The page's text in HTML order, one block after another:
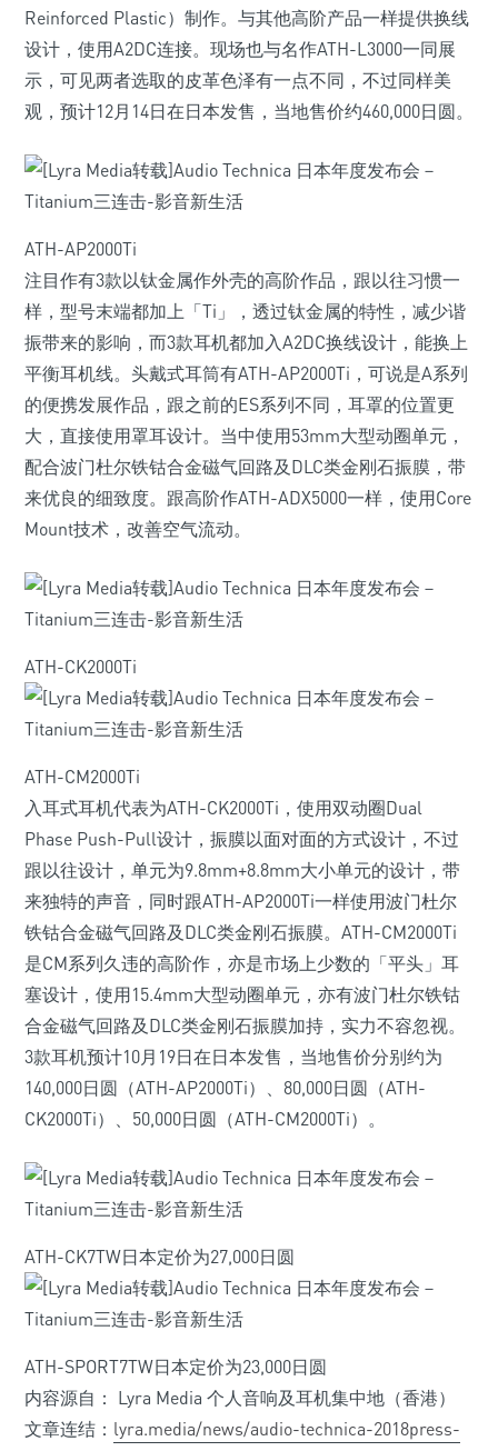
Reinforced Plastic）制作。与其他高阶产品一样提供换线
设计，使用A2DC连接。现场也与名作ATH-L3000一同展
示，可见两者选取的皮革色泽有一点不同，不过同样美
观，预计12月14日在日本发售，当地售价约460,000日圆。
ATH-AP2000Ti
注目作有3款以钛金属作外壳的高阶作品，跟以往习惯一
样，型号末端都加上「Ti」，透过钛金属的特性，减少谐
振带来的影响，而3款耳机都加入A2DC换线设计，能换上
平衡耳机线。头戴式耳筒有ATH-AP2000Ti，可说是A系列
的便携发展作品，跟之前的ES系列不同，耳罩的位置更
大，直接使用罩耳设计。当中使用53mm大型动圈单元，
配合波门杜尔铁钴合金磁气回路及DLC类金刚石振膜，带
来优良的细致度。跟高阶作ATH-ADX5000一样，使用Core
Mount技术，改善空气流动。
ATH-CK2000Ti
ATH-CM2000Ti
入耳式耳机代表为ATH-CK2000Ti，使用双动圈Dual
Phase Push-Pull设计，振膜以面对面的方式设计，不过
跟以往设计，单元为9.8mm+8.8mm大小单元的设计，带
来独特的声音，同时跟ATH-AP2000Ti一样使用波门杜尔
铁钴合金磁气回路及DLC类金刚石振膜。ATH-CM2000Ti
是CM系列久违的高阶作，亦是市场上少数的「平头」耳
塞设计，使用15.4mm大型动圈单元，亦有波门杜尔铁钴
合金磁气回路及DLC类金刚石振膜加持，实力不容忽视。
3款耳机预计10月19日在日本发售，当地售价分别约为
140,000日圆（ATH-AP2000Ti）、80,000日圆（ATH-
CK2000Ti）、50,000日圆（ATH-CM2000Ti）。
ATH-CK7TW日本定价为27,000日圆
ATH-SPORT7TW日本定价为23,000日圆
内容源自： Lyra Media 个人音响及耳机集中地（香港）
文章连结： lyra.media/news/audio-technica-2018press-